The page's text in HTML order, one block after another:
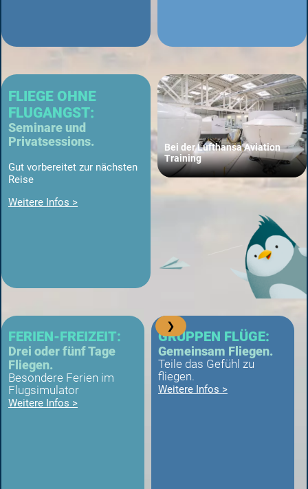
Bei der Lufthansa Aviation
Training
FLIEGE OHNE
FLUGANGST:
Seminare und
Privatsessions.
Gut vorbereitet zur nächsten
Reise
Weitere Infos >
FERIEN-FREIZEIT:
Drei oder fünf Tage
Fliegen.
Besondere Ferien im
Flugsimulator
Weitere Infos >
GRUPPEN FLÜGE:
Gemeinsam Fliegen.
Teile das Gefühl zu
fliegen.
Weitere Infos >
❯